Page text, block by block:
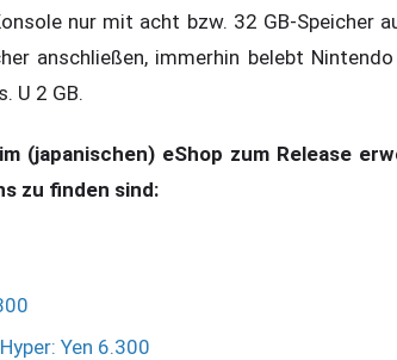
nur mit acht bzw. 32 GB-Speicher
anschließen, immerhin belebt
U 2 GB.
(japanischen) eShop zum Release
zu finden sind:
Yen 6.300